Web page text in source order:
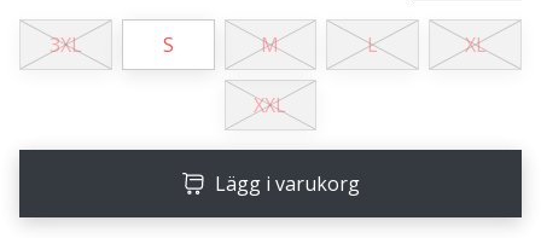
25. 11. 2024
•
a
Ambassador
3XL S M L XL
XXL
Lägg i varukorg